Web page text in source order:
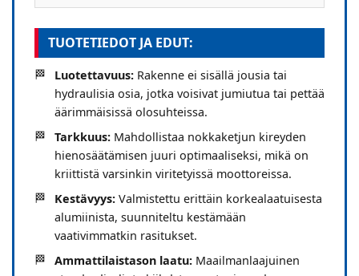
TUOTETIEDOT JA EDUT:
Luotettavuus: Rakenne ei sisällä jousia tai
hydraulisia osia, jotka voisivat jumiutua tai pettää
äärimmäisissä olosuhteissa.
Tarkkuus: Mahdollistaa nokkaketjun kireyden
hienosäätämisen juuri optimaaliseksi, mikä on
kriittistä varsinkin viritetyissä moottoreissa.
Kestävyys: Valmistettu erittäin korkealaatuisesta
alumiinista, suunniteltu kestämään
vaativimmatkin rasitukset.
Ammattilaistason laatu: Maailmanlaajuinen